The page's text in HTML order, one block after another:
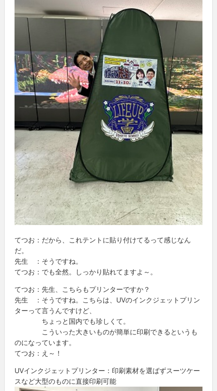
てつお：だから、これテントに貼り付けてるって感じなん
だ。
先生 ：そうですね。
てつお：でも全然。しっかり貼れてますよ～。
てつお：先生、こちらもプリンターですか？
先生 ：そうですね。こちらは、UVのインクジェットプリン
ターって言うんですけど、
ちょっと国内でも珍しくて。
こういった大きいものが簡単に印刷できるというも
のになっています。
てつお：え～！
UVインクジェットプリンター：印刷素材を選ばずスーツケー
スなど大型のものに直接印刷可能